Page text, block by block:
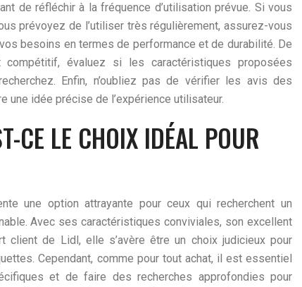
de réfléchir à la fréquence d’utilisation prévue. Si vous
prévoyez de l’utiliser très régulièrement, assurez-vous
besoins en termes de performance et de durabilité. De
évaluez si les caractéristiques proposées
Enfin, n’oubliez pas de vérifier les avis des
une idée précise de l’expérience utilisateur.
CE LE CHOIX IDÉAL POUR
une option attrayante pour ceux qui recherchent un
Avec ses caractéristiques conviviales, son excellent
client de Lidl, elle s’avère être un choix judicieux pour
Cependant, comme pour tout achat, il est essentiel
et de faire des recherches approfondies pour